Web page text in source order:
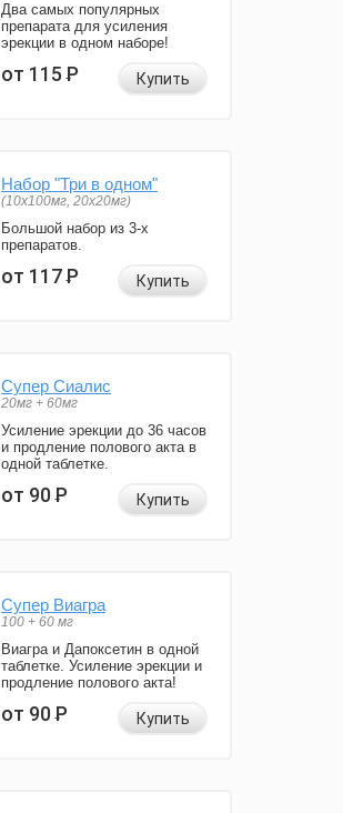
Два самых популярных
препарата для усиления
эрекции в одном наборе!
от 115Р Купить
Набор "Три в одном"
(10x100мг, 20x20мг)
Большой набор из 3-х
препаратов.
от 117Р Купить
Супер Сиалис
20мг + 60мг
Усиление эрекции до 36 часов
и продление полового акта в
одной таблетке.
от 90Р Купить
Супер Виагра
100 + 60 мг
Виагра и Дапоксетин в одной
таблетке. Усиление эрекции и
продление полового акта!
от 90Р Купить